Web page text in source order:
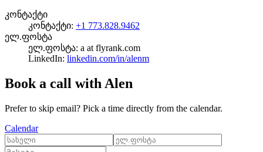
კონტაქტი
კონტაქტი: +1 773.828.9462
ელ.ფოსტა
ელ.ფოსტა: a at flyrank.com
LinkedIn: linkedin.com/in/alenm
Book a call with Alen
Prefer to skip email? Pick a time directly from the calendar.
Calendar